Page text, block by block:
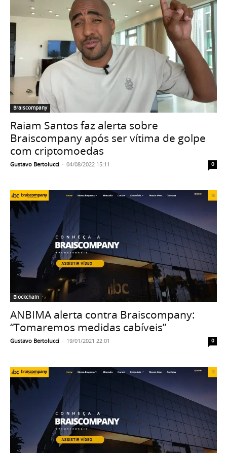
Braiscompany
Raiam Santos faz alerta sobre
Braiscompany após ser vítima de golpe
com criptomoedas
Gustavo Bertolucci - 04/08/2022 15:11 0
Blockchain
ANBIMA alerta contra Braiscompany:
“Tomaremos medidas cabíveis”
Gustavo Bertolucci - 19/01/2021 22:01 0